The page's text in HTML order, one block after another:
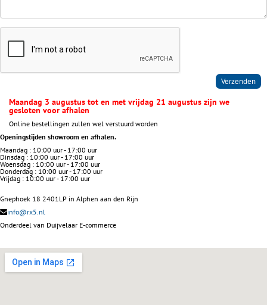
Verzenden
Maandag 3 augustus tot en met vrijdag 21 augustus zijn we
gesloten voor afhalen
Online bestellingen zullen wel verstuurd worden
Openingstijden showroom en afhalen.
Maandag : 10:00 uur - 17:00 uur
Dinsdag : 10:00 uur - 17:00 uur
Woensdag : 10:00 uur - 17:00 uur
Donderdag : 10:00 uur - 17:00 uur
Vrijdag : 10:00 uur - 17:00 uur
Gnephoek 18 2401LP in Alphen aan den Rijn
info@rx5.nl
Onderdeel van Duijvelaar E-commerce